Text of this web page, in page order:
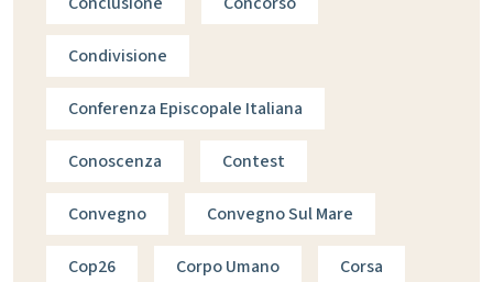
Condivisione
Conferenza Episcopale Italiana
Conoscenza Contest
Convegno Convegno Sul Mare
Cop26 Corpo Umano Corsa